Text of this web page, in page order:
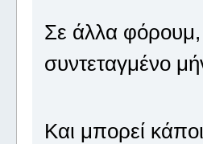
Σε άλλα φόρουμ,
συντεταγμένο
Και μπορεί